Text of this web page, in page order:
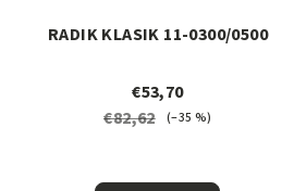
RADIK KLASIK 11-0300/0500
€53,70
€82,62
(–35 %)